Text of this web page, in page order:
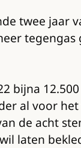
twee jaar
al voor
de acht
laten